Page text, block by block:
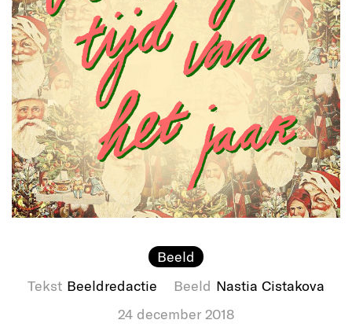
Beeld
Tekst Beeldredactie Beeld Nastia Cistakova
24 december 2018